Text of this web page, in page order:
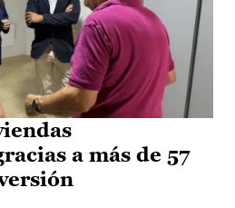
a más de 57